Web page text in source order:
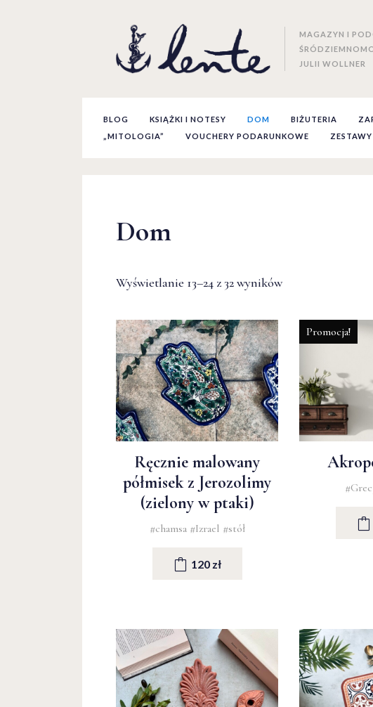
MAGAZYN I
JULII WOLLNER
BLOG KSIĄŻKI I NOTESY DOM BIŻUTERIA
„MITOLOGIA”
VOUCHERY PODARUNKOWE
Dom
Wyświetlanie 13–24 z 32 wyników
Ręcznie malowany
półmisek z Jerozolimy
(zielony w ptaki)
#chamsa #Izrael #stół
120 zł
Promocja!